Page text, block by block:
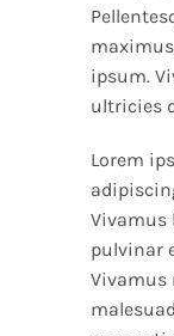
ipsum.
ultricies
Lorem
Vivamus
pulvinar
Vivamus